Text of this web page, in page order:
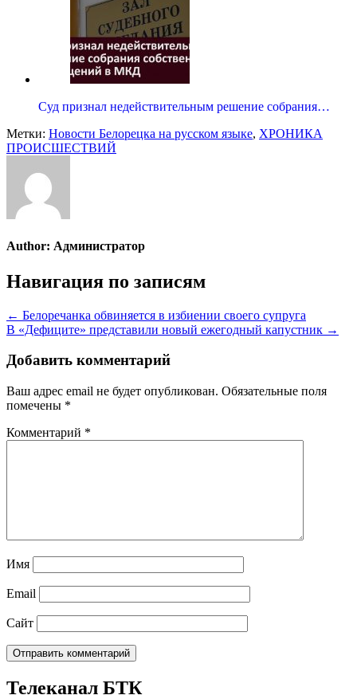
Суд признал недействительным решение собрания…
Метки: Новости Белорецка на русском языке, ХРОНИКА
ПРОИСШЕСТВИЙ
Author: Администратор
Навигация по записям
← Белоречанка обвиняется в избиении своего супруга
В «Дефиците» представили новый ежегодный капустник →
Добавить комментарий
Ваш адрес email не будет опубликован. Обязательные поля
помечены *
Комментарий *
Имя
Email
Сайт
Телеканал БТК